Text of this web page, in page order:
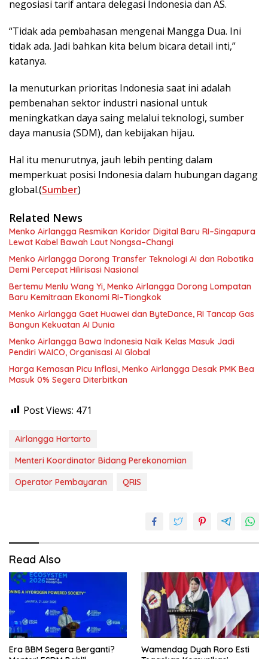
negosiasi tarif antara delegasi Indonesia dan AS.
“Tidak ada pembahasan mengenai Mangga Dua. Ini
tidak ada. Jadi bahkan kita belum bicara detail inti,”
katanya.
Ia menuturkan prioritas Indonesia saat ini adalah
pembenahan sektor industri nasional untuk
meningkatkan daya saing melalui teknologi, sumber
daya manusia (SDM), dan kebijakan hijau.
Hal itu menurutnya, jauh lebih penting dalam
memperkuat posisi Indonesia dalam hubungan dagang
global.(Sumber)
Related News
Menko Airlangga Resmikan Koridor Digital Baru RI–Singapura
Lewat Kabel Bawah Laut Nongsa–Changi
Menko Airlangga Dorong Transfer Teknologi AI dan Robotika
Demi Percepat Hilirisasi Nasional
Bertemu Menlu Wang Yi, Menko Airlangga Dorong Lompatan
Baru Kemitraan Ekonomi RI–Tiongkok
Menko Airlangga Gaet Huawei dan ByteDance, RI Tancap Gas
Bangun Kekuatan AI Dunia
Menko Airlangga Bawa Indonesia Naik Kelas Masuk Jadi
Pendiri WAICO, Organisasi AI Global
Harga Kemasan Picu Inflasi, Menko Airlangga Desak PMK Bea
Masuk 0% Segera Diterbitkan
Post Views: 471
Airlangga Hartarto
Menteri Koordinator Bidang Perekonomian
Operator Pembayaran
QRIS
Read Also
Era BBM Segera Berganti?
Wamendag Dyah Roro Esti